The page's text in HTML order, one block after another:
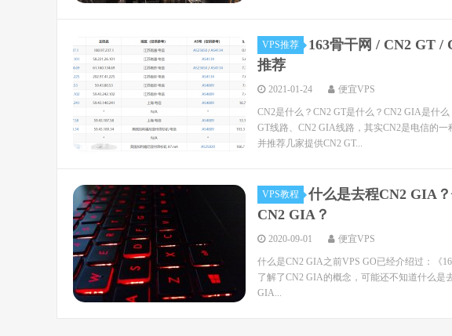
VPS推荐
163骨干网 / CN2 GT /
推荐
2021-01-24 便宜VPS
CN2是什么？CN2 GT是什么？CN2 GIA是什
GT线路、CN2 GIA线路，其实CN2是电信的
并推荐几家提供CN2 GT...
VPS教程
什么是去程CN2 GIA
CN2 GIA？
2020-09-01 便宜VPS
什么是CN2 GIA之前VPS GO已经介绍过：《
了解了CN2 GIA的概念，可能还不知道什么是
GIA...